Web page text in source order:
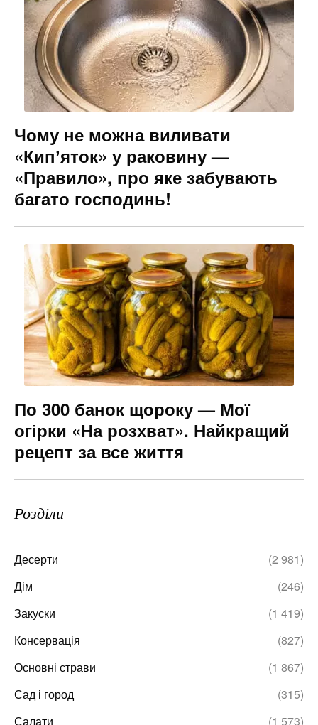
Чому не можна виливати
«Кипʼяток» у раковину —
«Правило», про яке забувають
багато господинь!
По 300 банок щороку — Мої
огірки «На розхват». Найкращий
рецепт за все життя
Розділи
Десерти
(2 981)
Дім
(246)
Закуски
(1 419)
Консервація
(827)
Основні страви
(1 867)
Сад і город
(315)
Салати
(1 573)